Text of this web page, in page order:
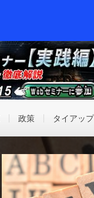
政策 タイアップ